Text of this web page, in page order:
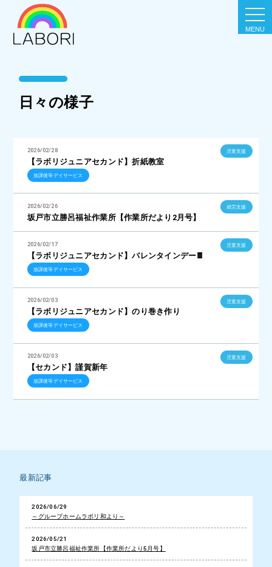
日々の様子
2026/02/28
【ラボリジュニアセカンド】折紙教室
児童支援
放課後等デイサービス
2026/02/26
坂戸市立勝呂福祉作業所【作業所だより2月号】
就労支援
2026/02/17
【ラボリジュニアセカンド】バレンタインデー🍫
児童支援
放課後等デイサービス
2026/02/03
【ラボリジュニアセカンド】のり巻き作り
児童支援
放課後等デイサービス
2026/02/03
【セカンド】謹賀新年
児童支援
放課後等デイサービス
最新記事
2026/06/29
～グループホームラボリ和より～
2026/05/21
坂戸市立勝呂福祉作業所【作業所だより5月号】